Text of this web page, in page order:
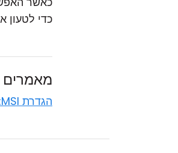
כדי לטעון
מאמרים
הגדרת MSI: על הגדרות MSI